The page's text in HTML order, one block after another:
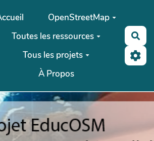
principal
OpenStreetMap
Toutes les ressources
Tous les projets
À Propos